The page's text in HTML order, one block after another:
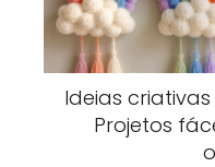
Ideias
Projetos